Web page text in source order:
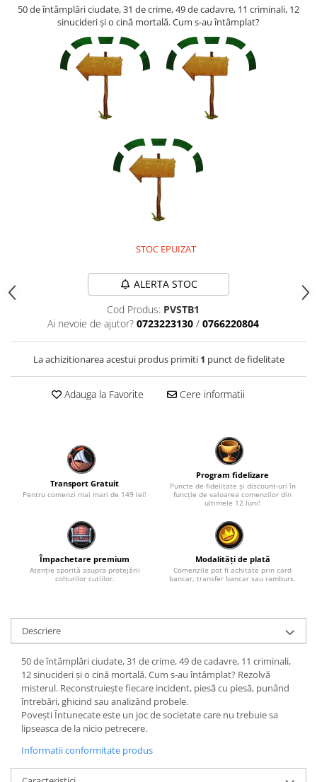
Cultură pop
TOATE JOCURILE
50 de întâmplări ciudate, 31 de crime, 49 de cadavre, 11 criminali, 12
sinucideri și o cină mortală. Cum s-au întâmplat?
STOC EPUIZAT
ALERTA STOC
Cod Produs: PVSTB1
Ai nevoie de ajutor? 0723223130 / 0766220804
La achizitionarea acestui produs primiti 1 punct de fidelitate
Adauga la Favorite Cere informatii
Transport Gratuit
Pentru comenzi mai mari de 149 lei!
Program fidelizare
Puncte de fidelitate și discount-uri în
funcție de valoarea comenzilor din
ultimele 12 luni!
Împachetare premium
Atenție sporită asupra protejării
colțurilor cutiilor.
Modalități de plată
Comenzile pot fi achitate prin card
bancar, transfer bancar sau ramburs.
Descriere
50 de întâmplări ciudate, 31 de crime, 49 de cadavre, 11 criminali,
12 sinucideri și o cină mortală. Cum s-au întâmplat? Rezolvă
misterul. Reconstruiește fiecare incident, piesă cu piesă, punând
întrebări, ghicind sau analizând probele.
Povești Întunecate este un joc de societate care nu trebuie sa
lipseasca de la nicio petrecere.
Informatii conformitate produs